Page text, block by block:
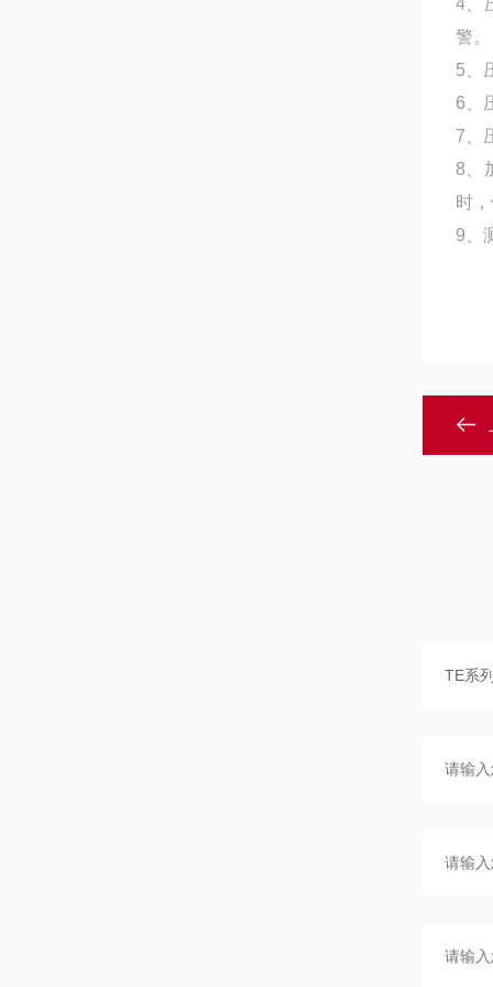
4、
警。
5、
6、
7、
8、
时
9、